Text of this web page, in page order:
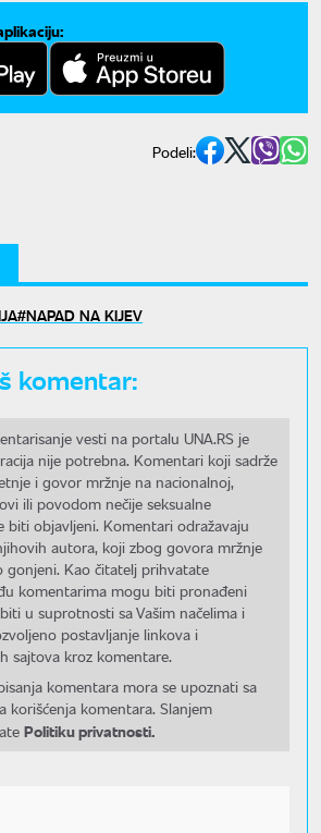
Podeli:
NAPAD NA KIJEV
komentar:
vesti na portalu UNA.RS je
nije potrebna. Komentari koji sadrže
i govor mržnje na nacionalnoj,
ili povodom nečije seksualne
biti objavljeni. Komentari odražavaju
autora, koji zbog govora mržnje
Kao čitatelj prihvatate
komentarima mogu biti pronađeni
u suprotnosti sa Vašim načelima i
postavljanje linkova i
sajtova kroz komentare.
komentara mora se upoznati sa
korišćenja komentara. Slanjem
Politiku privatnosti.